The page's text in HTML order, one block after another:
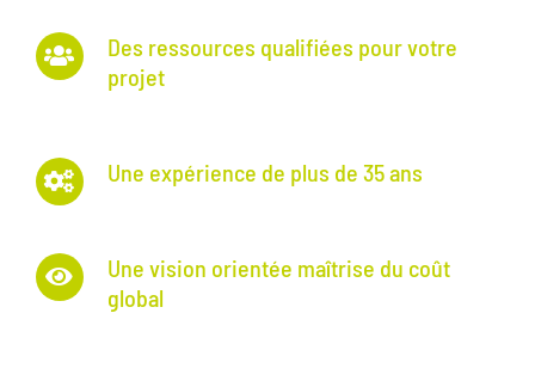
Des ressources qualifiées pour votre
projet
Une expérience de plus de 35 ans
Une vision orientée maîtrise du coût
global